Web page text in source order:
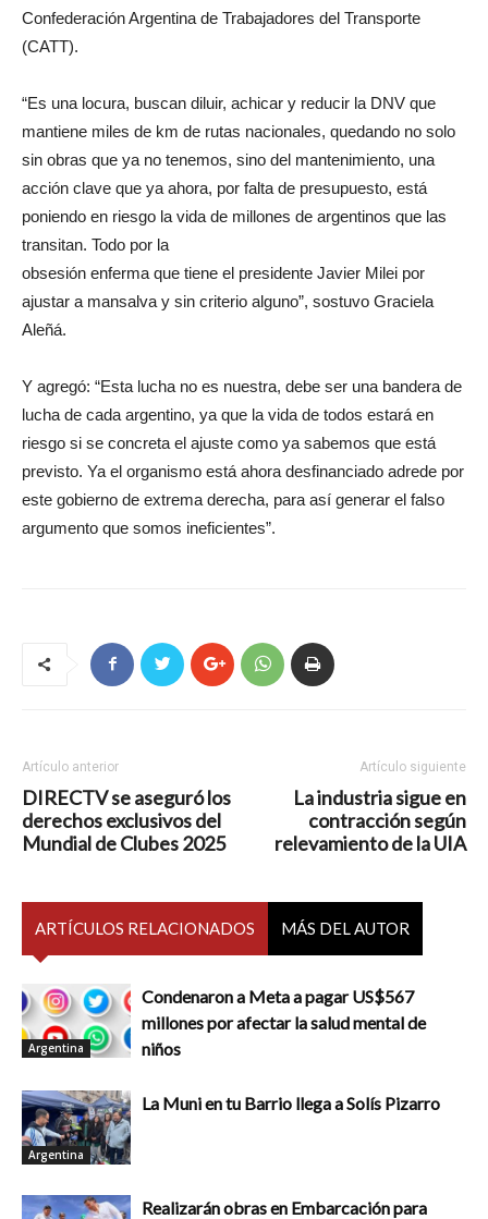
Confederación Argentina de Trabajadores del Transporte
(CATT).
“Es una locura, buscan diluir, achicar y reducir la DNV que
mantiene miles de km de rutas nacionales, quedando no solo
sin obras que ya no tenemos, sino del mantenimiento, una
acción clave que ya ahora, por falta de presupuesto, está
poniendo en riesgo la vida de millones de argentinos que las
transitan. Todo por la
obsesión enferma que tiene el presidente Javier Milei por
ajustar a mansalva y sin criterio alguno”, sostuvo Graciela
Aleñá.
Y agregó: “Esta lucha no es nuestra, debe ser una bandera de
lucha de cada argentino, ya que la vida de todos estará en
riesgo si se concreta el ajuste como ya sabemos que está
previsto. Ya el organismo está ahora desfinanciado adrede por
este gobierno de extrema derecha, para así generar el falso
argumento que somos ineficientes”.
Artículo anterior
DIRECTV se aseguró los
derechos exclusivos del
Mundial de Clubes 2025
Artículo siguiente
La industria sigue en
contracción según
relevamiento de la UIA
ARTÍCULOS RELACIONADOS MÁS DEL AUTOR
Argentina
Condenaron a Meta a pagar US$567
millones por afectar la salud mental de
niños
Argentina
La Muni en tu Barrio llega a Solís Pizarro
Realizarán obras en Embarcación para